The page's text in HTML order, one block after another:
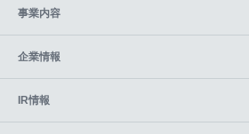
事業内容
企業情報
IR情報